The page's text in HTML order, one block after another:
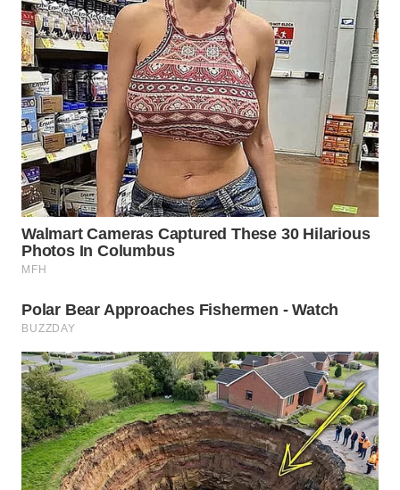
WN
TEBING
TINGGI
WN
PAKPAK
WN
KARAWANG
WN
BEKASI
WN
BOGOR
WN
DEPOK
WN
TAPANULI
UTARA